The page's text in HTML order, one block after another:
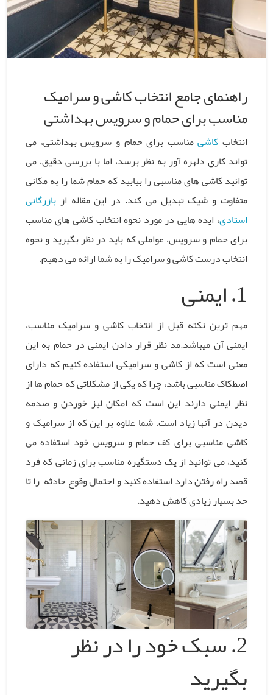
راهنمای جامع انتخاب کاشی و سرامیک
مناسب برای حمام و سرویس بهداشتی
انتخاب کاشیمناسب برای حمام و سرویس بهداشتی، می
تواند کاری دلهره آور به نظر برسد، اما با بررسی دقیق، می
توانید کاشی های مناسبی را بیابید که حمام شما را به مکانی
متفاوت و شیک تبدیل می کند. در این مقاله از بازرگانی
استادی، ایده هایی در مورد نحوه انتخاب کاشی های مناسب
برای حمام و سرویس، عواملی که باید در نظر بگیرید و نحوه
انتخاب درست کاشی و سرامیک را به شما ارائه می دهیم.
1. ایمنی
مهم ترین نکته قبل از انتخاب کاشی و سرامیک مناسب،
ایمنی آن میباشد.مد نظر قرار دادن ایمنی در حمام به این
معنی است که از کاشی و سرامیکی استفاده کنیم که دارای
اصطکاک مناسبی باشد، چرا که یکی از مشکلاتی که حمام ها از
نظر ایمنی دارند این است که امکان لیز خوردن و صدمه
دیدن در آنها زیاد است. شما علاوه بر این که از سرامیک و
کاشی مناسبی برای کف حمام و سرویس خود استفاده می
کنید، می توانید از یک دستگیره مناسب برای زمانی که فرد
قصد راه رفتن دارد استفاده کنید و احتمال وقوع حادثه را تا
حد بسیار زیادی کاهش دهید.
2. سبک خود را در نظر
بگیرید